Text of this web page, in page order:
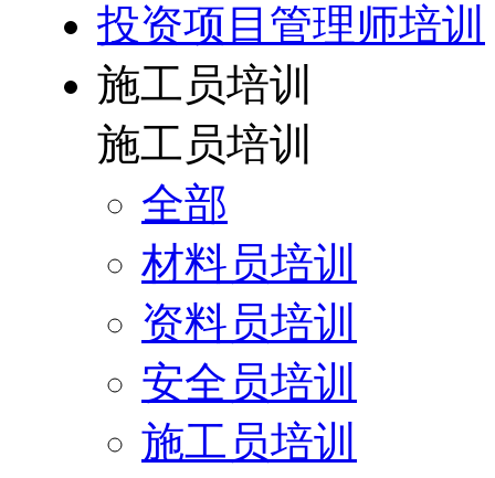
投资项目管理师培训
施工员培训
施工员培训
全部
材料员培训
资料员培训
安全员培训
施工员培训